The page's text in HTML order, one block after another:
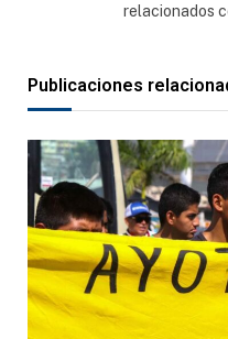
relacionados
Publicaciones